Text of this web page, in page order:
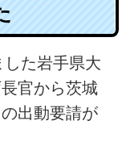
た岩手県大
官から茨城
出動要請が